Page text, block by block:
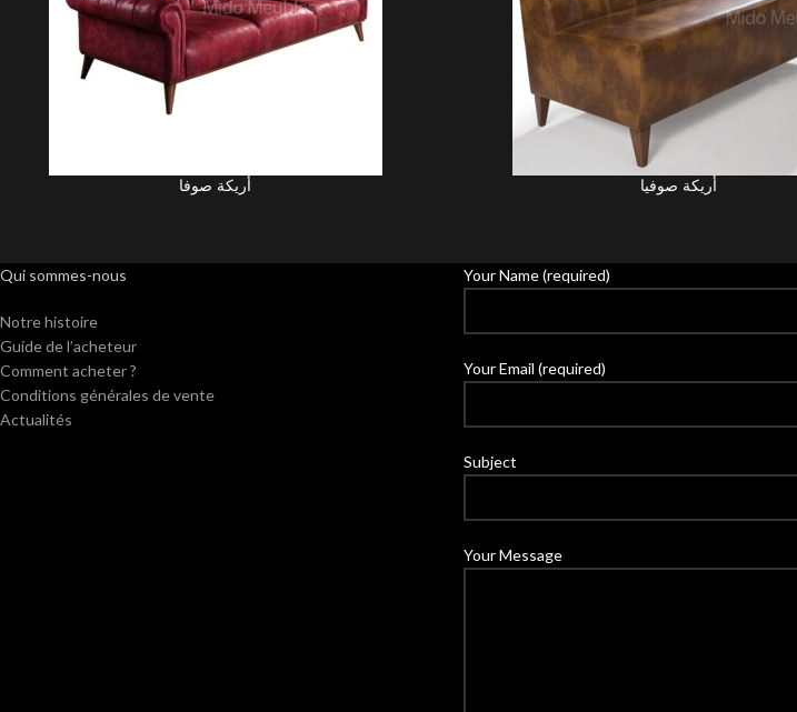
أريكة صوفا أريكة صوفيا
Qui sommes-nous
Notre histoire
Guide de l’acheteur
Comment acheter ?
Conditions générales de vente
Actualités
Your Name (required)
Your Email (required)
Subject
Your Message